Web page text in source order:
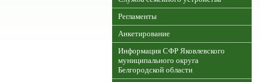
Регламенты
Анкетирование
Информация СФР Яковлевского
муниципального округа
Белгородской области